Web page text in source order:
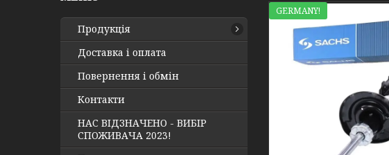
GERMANY!
Продукція
Доставка і оплата
Повернення і обмін
Контакти
НАС ВІДЗНАЧЕНО - ВИБІР
СПОЖИВАЧА 2023!